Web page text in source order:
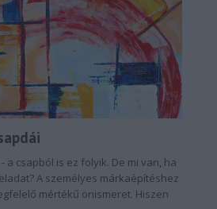
a csapból is ez folyik. De mi van, ha
mértékű önismeret. Hiszen